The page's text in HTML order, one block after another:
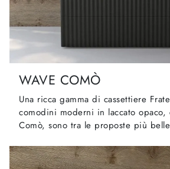
WAVE COMÒ
Una ricca gamma di cassettiere
comodini moderni in laccato opaco,
Comò, sono tra le proposte più